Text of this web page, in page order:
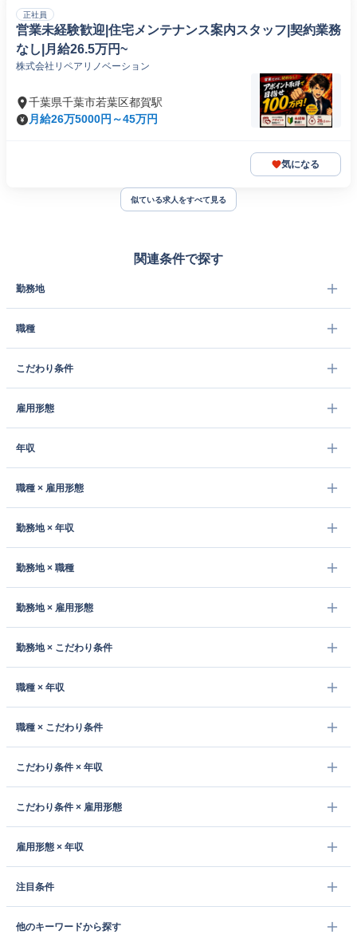
正社員
営業未経験歓迎|住宅メンテナンス案内スタッフ|契約業務
なし|月給26.5万円~
株式会社リペアリノベーション
千葉県千葉市若葉区都賀駅
月給26万5000円～45万円
気になる
似ている求人をすべて見る
関連条件で探す
勤務地
職種
こだわり条件
雇用形態
年収
職種 × 雇用形態
勤務地 × 年収
勤務地 × 職種
勤務地 × 雇用形態
勤務地 × こだわり条件
職種 × 年収
職種 × こだわり条件
こだわり条件 × 年収
こだわり条件 × 雇用形態
雇用形態 × 年収
注目条件
他のキーワードから探す